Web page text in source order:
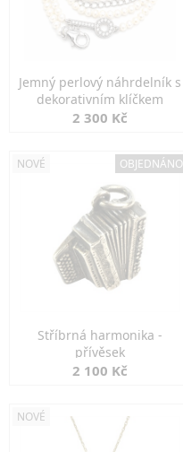
Jemný perlový náhrdelník s
dekorativním klíčkem
2 300 Kč
NOVÉ OBJEDNÁNO
Stříbrná harmonika -
přívěsek
2 100 Kč
NOVÉ